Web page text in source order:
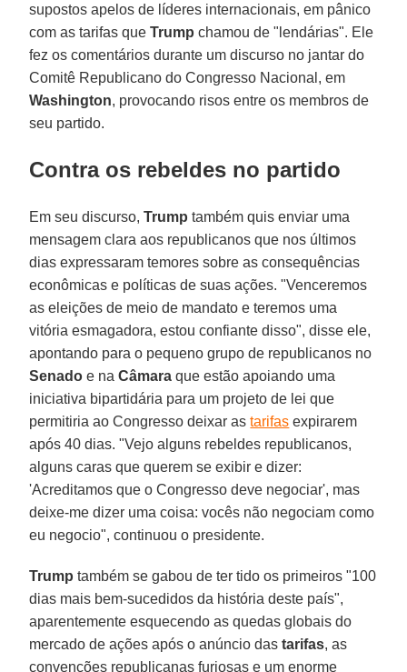
supostos apelos de líderes internacionais, em pânico
com as tarifas queTrump chamou de "lendárias". Ele
fez os comentários durante um discurso no jantar do
Comitê Republicano do Congresso Nacional, em
Washington, provocando risos entre os membros de
seu partido.
Contra os rebeldes no partido
Em seu discurso,Trump também quis enviar uma
mensagem clara aos republicanos que nos últimos
dias expressaram temores sobre as consequências
econômicas e políticas de suas ações. "Venceremos
as eleições de meio de mandato e teremos uma
vitória esmagadora, estou confiante disso", disse ele,
apontando para o pequeno grupo de republicanos no
Senado e naCâmara que estão apoiando uma
iniciativa bipartidária para um projeto de lei que
permitiria ao Congresso deixar astarifas expirarem
após 40 dias. "Vejo alguns rebeldes republicanos,
alguns caras que querem se exibir e dizer:
'Acreditamos que o Congresso deve negociar', mas
deixe-me dizer uma coisa: vocês não negociam como
eu negocio", continuou o presidente.
Trump também se gabou de ter tido os primeiros "100
dias mais bem-sucedidos da história deste país",
aparentemente esquecendo as quedas globais do
mercado de ações após o anúncio dastarifas, as
convenções republicanas furiosas e um enorme